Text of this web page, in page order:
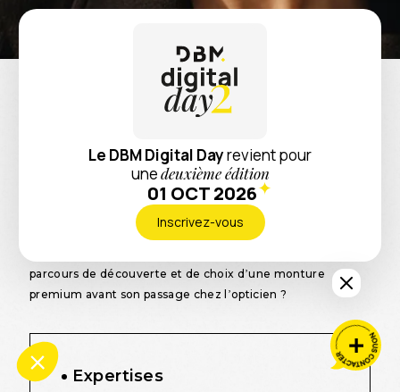
Talla Eyewear
GRÂCE À UNE BOUTIQUE SHOPIFY PERFORMANTE ET
ÉLÉGANTE.
gamme peut-elle faire coexister, sur un
même écosystème digital, une logique de
vente directe et un réseau de revendeurs
établi de longue date ?
parcours de découverte et de choix d’une monture
premium avant son passage chez l’opticien ?
Expertises
Le DBM Digital Dayrevient pour
unedeuxième édition
01 OCT 2026
Inscrivez-vous